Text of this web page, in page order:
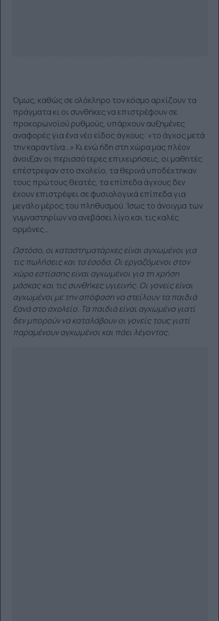
Όμως, καθώς σε ολόκληρο τον κόσμο αρχίζουν τα
πράγματα κι οι συνθήκες να επιστρέφουν σε
προκορωνοϊού ρυθμούς, υπάρχουν αυξημένες
αναφορές για ένα νέο είδος άγχους: «το άγχος μετά
την καραντίνα…» Κι ενώ ήδη στη χώρα μας πλέον
άνοιξαν οι περισσότερες επιχειρήσεις, οι μαθητές
επέστρεψαν στο σχολείο, τα θερινά υποδέχτηκαν
τους πρώτους θεατές, τα επίπεδα άγχους δεν
έχουν επιστρέψει σε φυσιολογικά επίπεδα για
μεγάλο μέρος του πληθυσμού. Ίσως το άνοιγμα των
γυμναστηρίων να ανεβάσει λίγο και τις καλές
ορμόνες…
Ωστόσο, οι καταστηματάρχες είναι αγχωμένοι για
τις πωλήσεις και τα έσοδα. Οι εργαζόμενοι στον
χώρο εστίασης είναι αγχωμένοι για τη χρήση
μάσκας και τις συνθήκες υγιεινής. Οι γονείς είναι
αγχωμένοι με την απόφαση να στείλουν τα παιδιά
ξανά στο σχολείο. Τα παιδιά είναι αγχωμένα γιατί
δεν μπορούν να καταλάβουν οι γονείς τους γιατί
παραμένουν αγχωμένοι και πάει λέγοντας.